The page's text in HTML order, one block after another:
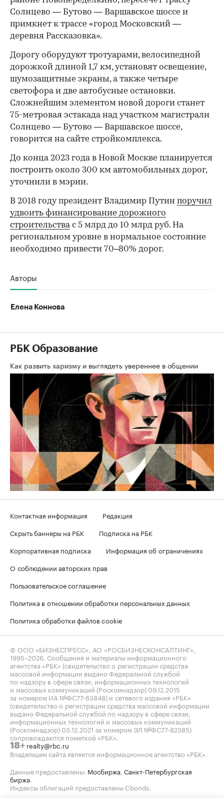
Солнцево — Бутово — Варшавское шоссе и
примкнет к трассе «город Московский —
деревня Рассказовка».
Дорогу оборудуют тротуарами, велосипедной
дорожкой длиной 1,7 км, установят освещение,
шумозащитные экраны, а также четыре
светофора и две автобусные остановки.
Сложнейшим элементом новой дороги станет
75-метровая эстакада над участком магистрали
Солнцево — Бутово — Варшавское шоссе,
говорится на сайте стройкомплекса.
До конца 2023 года в Новой Москве планируется
построить около 300 км автомобильных дорог,
уточнили в мэрии.
В 2018 году президент Владимир Путин поручил
удвоить финансирование дорожного
строительствас 5 млрд до 10 млрд руб. На
региональном уровне в нормальное состояние
необходимо привести 70–80% дорог.
Авторы
Елена Коннова
РБК Образование
Как развить харизму и выглядеть увереннее в общении
Контактная информация
Редакция
Скрыть баннеры на РБК
Подписка на РБК
Корпоративная подписка
Информация об ограничениях
О соблюдении авторских прав
Пользовательское соглашение
Политика в отношении обработки персональных данных
Политика обработки файлов cookie
© ООО «БИЗНЕСПРЕСС», АО «РОСБИЗНЕСКОНСАЛТИНГ»,
1995–2026 . Сообщения и материалы информационного
агентства «РБК» (свидетельство о регистрации средства
массовой информации выдано Федеральной службой
по надзору в сфере связи, информационных технологий
и массовых коммуникаций (Роскомнадзор) 09.12.2015
за номером ИА №ФС77-63848) и сетевого издания «РБК»
(свидетельство о регистрации средства массовой информации
выдано Федеральной службой по надзору в сфере связи,
информационных технологий и массовых коммуникаций
(Роскомнадзор) 03.12.2021 за номером ЭЛ №ФС77-82385)
сопровождаются пометкой «РБК».
18+ realty@rbc.ru
Владельцем сайта является информационное агентство «РБК».
Данные предоставлены: Мосбиржа Санкт-Петербургская
биржа
Индексы облигаций предоставлены Cbonds.